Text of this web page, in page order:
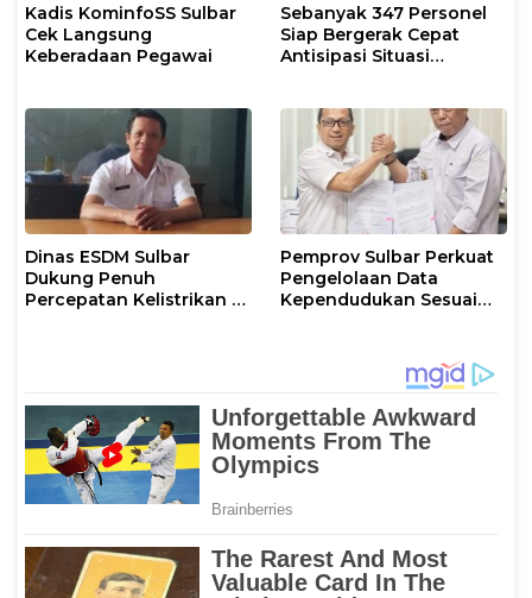
Kadis KominfoSS Sulbar
Cek Langsung
Keberadaan Pegawai
Sebanyak 347 Personel
Siap Bergerak Cepat
Antisipasi Situasi
Dinas ESDM Sulbar
Dukung Penuh
Percepatan Kelistrikan di
Pemprov Sulbar Perkuat
Pengelolaan Data
Kependudukan Sesuai